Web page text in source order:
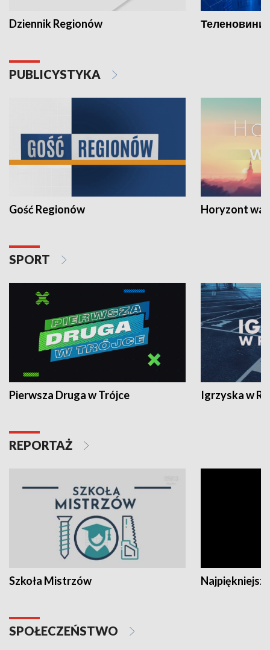
Dziennik Regionów Теленовини
PUBLICYSTYKA
Gość Regionów Horyzont
SPORT
Pierwsza Druga w Trójce Igrzyska w
REPORTAŻ
Szkoła Mistrzów
SPOŁECZEŃSTWO